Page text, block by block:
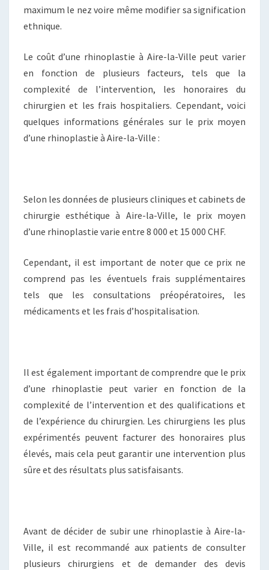
maximum le nez voire même modifier sa signification
ethnique.
Le coût d’une rhinoplastie à Aire-la-Ville peut varier
en fonction de plusieurs facteurs, tels que la
complexité de l’intervention, les honoraires du
chirurgien et les frais hospitaliers. Cependant, voici
quelques informations générales sur le prix moyen
d’une rhinoplastie à Aire-la-Ville :
Selon les données de plusieurs cliniques et cabinets de
chirurgie esthétique à Aire-la-Ville, le prix moyen
d’une rhinoplastie varie entre 8 000 et 15 000 CHF.
Cependant, il est important de noter que ce prix ne
comprend pas les éventuels frais supplémentaires
tels que les consultations préopératoires, les
médicaments et les frais d’hospitalisation.
Il est également important de comprendre que le prix
d’une rhinoplastie peut varier en fonction de la
complexité de l’intervention et des qualifications et
de l’expérience du chirurgien. Les chirurgiens les plus
expérimentés peuvent facturer des honoraires plus
élevés, mais cela peut garantir une intervention plus
sûre et des résultats plus satisfaisants.
Avant de décider de subir une rhinoplastie à Aire-la-
Ville, il est recommandé aux patients de consulter
plusieurs chirurgiens et de demander des devis